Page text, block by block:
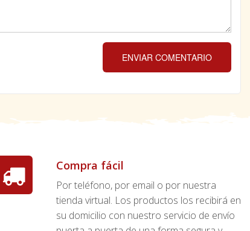
ENVIAR COMENTARIO
Compra fácil
Por teléfono, por email o por nuestra
tienda virtual. Los productos los recibirá en
su domicilio con nuestro servicio de envío